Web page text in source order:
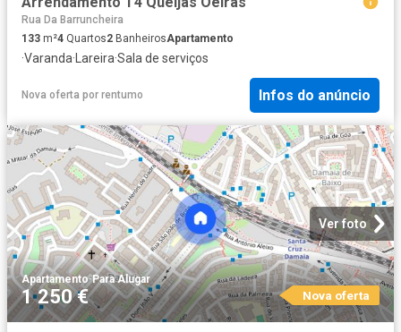
Rua Da Barruncheira
133 m²4 Quartos2 BanheirosApartamento
·Varanda·Lareira·Sala de serviços
Nova oferta por rentumo Infos do anúncio
Ver foto
Apartamento·Para Alugar
1 250 € Nova oferta